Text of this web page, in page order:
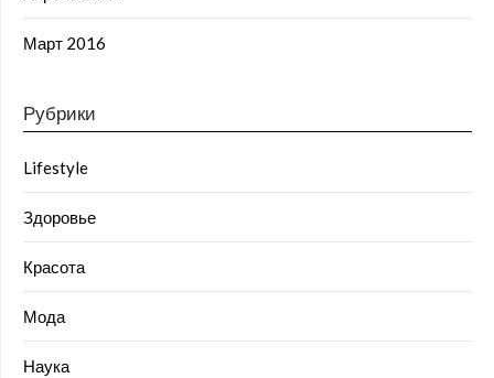
Март 2016
Рубрики
Lifestyle
Здоровье
Красота
Мода
Наука